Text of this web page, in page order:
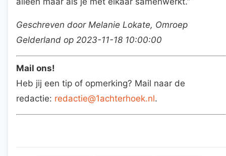
Geschreven door Melanie Lokate, Omroep
Gelderland op 2023-11-18 10:00:00
Mail ons!
Heb jij een tip of opmerking? Mail naar de
redactie: redactie@1achterhoek.nl.